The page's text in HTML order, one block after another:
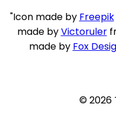
"Icon made by Freepik
made byVictoruler
made by Fox
© 2026